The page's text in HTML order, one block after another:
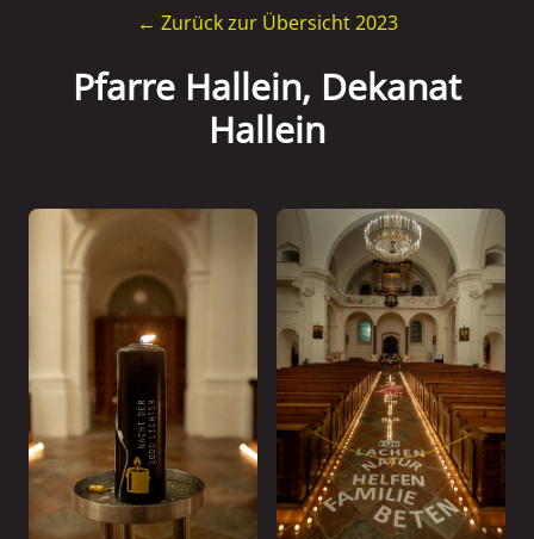
← Zurück zur Übersicht 2023
Pfarre Hallein, Dekanat
Hallein